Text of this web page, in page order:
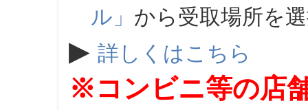
ル」 から受取場所を
▶ 詳しくはこちら
※コンビニ等の店